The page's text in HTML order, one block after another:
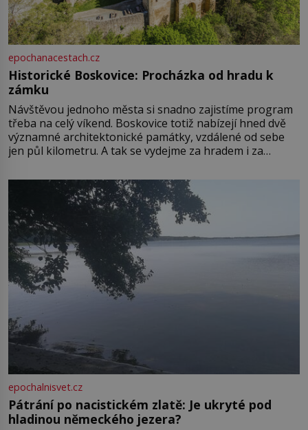
epochanacestach.cz
Historické Boskovice: Procházka od hradu k
zámku
Návštěvou jednoho města si snadno zajistíme program
třeba na celý víkend. Boskovice totiž nabízejí hned dvě
významné architektonické památky, vzdálené od sebe
jen půl kilometru. A tak se vydejme za hradem i za
Boskovice na okraji Drahanské vrchoviny vznikla někdy
ve13. století, a už v roce 1313 kronikáři zaznamenali
epochalnisvet.cz
Pátrání po nacistickém zlatě: Je ukryté pod
hladinou německého jezera?